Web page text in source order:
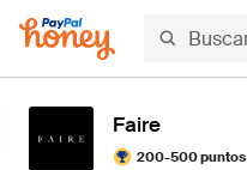
Faire
200-500 puntos